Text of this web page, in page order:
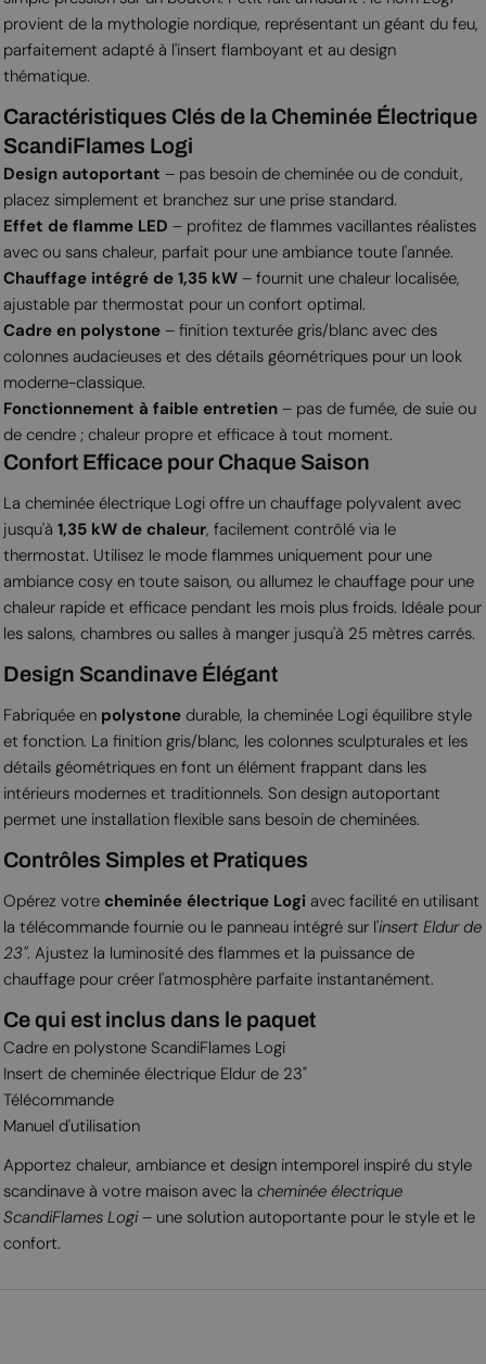
provient de la mythologie nordique, représentant un géant du feu,
parfaitement adapté à l'insert flamboyant et au design
thématique.
Caractéristiques Clés de la Cheminée Électrique
ScandiFlames Logi
Design autoportant – pas besoin de cheminée ou de conduit,
placez simplement et branchez sur une prise standard.
Effet de flamme LED – profitez de flammes vacillantes réalistes
avec ou sans chaleur, parfait pour une ambiance toute l'année.
Chauffage intégré de 1,35 kW– fournit une chaleur localisée,
ajustable par thermostat pour un confort optimal.
Cadre en polystone– finition texturée gris/blanc avec des
colonnes audacieuses et des détails géométriques pour un look
moderne-classique.
Fonctionnement à faible entretien– pas de fumée, de suie ou
de cendre ; chaleur propre et efficace à tout moment.
Confort Efficace pour Chaque Saison
La cheminée électrique Logi offre un chauffage polyvalent avec
jusqu'à 1,35 kW de chaleur, facilement contrôlé via le
thermostat. Utilisez le mode flammes uniquement pour une
ambiance cosy en toute saison, ou allumez le chauffage pour une
chaleur rapide et efficace pendant les mois plus froids. Idéale pour
les salons, chambres ou salles à manger jusqu'à 25 mètres carrés.
Design Scandinave Élégant
Fabriquée en polystonedurable, la cheminée Logi équilibre style
et fonction. La finition gris/blanc, les colonnes sculpturales et les
détails géométriques en font un élément frappant dans les
intérieurs modernes et traditionnels. Son design autoportant
permet une installation flexible sans besoin de cheminées.
Contrôles Simples et Pratiques
Opérez votre cheminée électrique Logiavec facilité en utilisant
la télécommande fournie ou le panneau intégré sur l'insert Eldur de
23". Ajustez la luminosité des flammes et la puissance de
chauffage pour créer l'atmosphère parfaite instantanément.
Ce qui est inclus dans le paquet
Cadre en polystone ScandiFlames Logi
Insert de cheminée électrique Eldur de 23"
Télécommande
Manuel d'utilisation
Apportez chaleur, ambiance et design intemporel inspiré du style
scandinave à votre maison avec la cheminée électrique
ScandiFlames Logi– une solution autoportante pour le style et le
confort.